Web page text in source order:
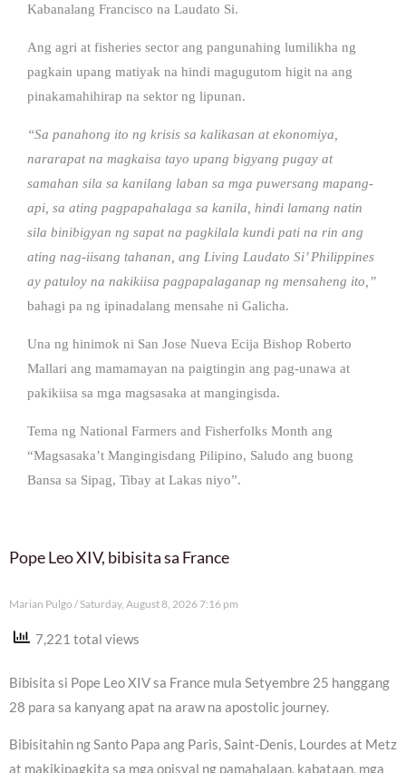
Kabanalang Francisco na Laudato Si.
Ang agri at fisheries sector ang pangunahing lumilikha ng
pagkain upang matiyak na hindi magugutom higit na ang
pinakamahihirap na sektor ng lipunan.
“Sa panahong ito ng krisis sa kalikasan at ekonomiya,
nararapat na magkaisa tayo upang bigyang pugay at
samahan sila sa kanilang laban sa mga puwersang mapang-
api, sa ating pagpapahalaga sa kanila, hindi lamang natin
sila binibigyan ng sapat na pagkilala kundi pati na rin ang
ating nag-iisang tahanan, ang Living Laudato Si’ Philippines
ay patuloy na nakikiisa pagpapalaganap ng mensaheng ito,”
bahagi pa ng ipinadalang mensahe ni Galicha.
Una ng hinimok ni San Jose Nueva Ecija Bishop Roberto
Mallari ang mamamayan na paigtingin ang pag-unawa at
pakikiisa sa mga magsasaka at mangingisda.
Tema ng National Farmers and Fisherfolks Month ang
“Magsasaka’t Mangingisdang Pilipino, Saludo ang buong
Bansa sa Sipag, Tibay at Lakas niyo”.
Pope Leo XIV, bibisita sa France
Marian Pulgo Saturday, August 8, 2026 7:16 pm
7,221 total views
Bibisita si Pope Leo XIV sa France mula Setyembre 25 hanggang
28 para sa kanyang apat na araw na apostolic journey.
Bibisitahin ng Santo Papa ang Paris, Saint-Denis, Lourdes at Metz
at makikipagkita sa mga opisyal ng pamahalaan, kabataan, mga